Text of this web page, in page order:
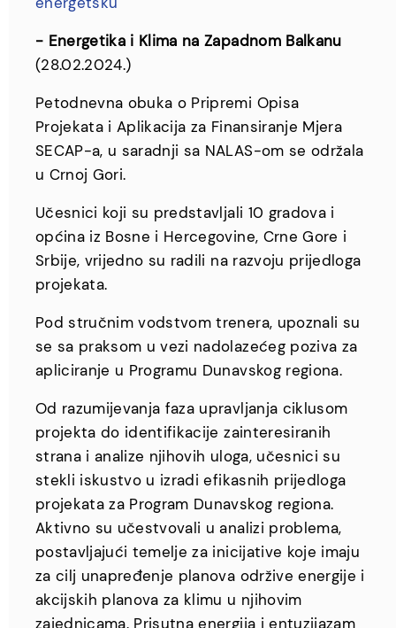
- Energetika i Klima na Zapadnom Balkanu
(28.02.2024.)
Petodnevna obuka o Pripremi Opisa
Projekata i Aplikacija za Finansiranje Mjera
SECAP-a, u saradnji sa NALAS-om se održala
u Crnoj Gori.
Učesnici koji su predstavljali 10 gradova i
općina iz Bosne i Hercegovine, Crne Gore i
Srbije, vrijedno su radili na razvoju prijedloga
projekata.
Pod stručnim vodstvom trenera, upoznali su
se sa praksom u vezi nadolazećeg poziva za
apliciranje u Programu Dunavskog regiona.
Od razumijevanja faza upravljanja ciklusom
projekta do identifikacije zainteresiranih
strana i analize njihovih uloga, učesnici su
stekli iskustvo u izradi efikasnih prijedloga
projekata za Program Dunavskog regiona.
Aktivno su učestvovali u analizi problema,
postavljajući temelje za inicijative koje imaju
za cilj unapređenje planova održive energije i
akcijskih planova za klimu u njihovim
zajednicama. Prisutna energija i entuzijazam